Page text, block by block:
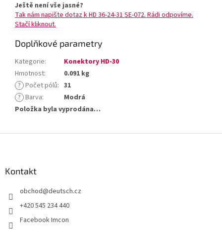
Ještě není vše jasné?
Tak nám napište dotaz k HD 36-24-31 SE-072. Rádi odpovíme.
Stačí kliknout.
Doplňkové parametry
Kategorie:
Konektory HD-30
Hmotnost:
0.091 kg
? Počet pólů: 31
? Barva:
Modrá
Položka byla vyprodána…
Kontakt
obchod@deutsch.cz
+420 545 234 440
Facebook Imcon